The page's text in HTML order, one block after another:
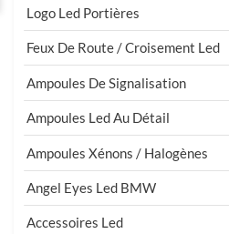
Logo Led Portières
Feux De Route / Croisement Led
Ampoules De Signalisation
Ampoules Led Au Détail
Ampoules Xénons / Halogènes
Angel Eyes Led BMW
Accessoires Led
Grand choix
D'ampoules
10000 ampoules en stock